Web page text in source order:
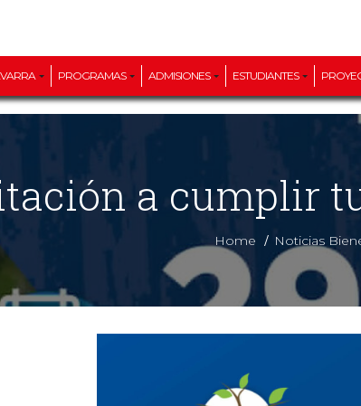
PROGRAMAS ADMISIONES ESTUDIANTES
a cumplir
Home / Noticias